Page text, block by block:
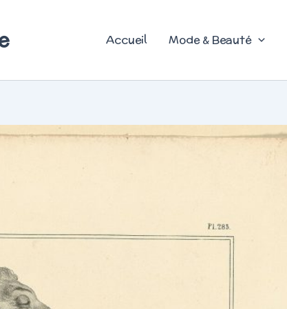
Accueil Mode & Beauté